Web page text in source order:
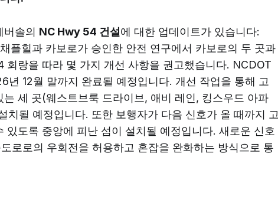
버솔의 NC Hwy 54 건설에 대한 업데이트가 있습니다:
플힐과 카보로가 승인한 안전 연구에서 카보로의 두 곳과
회랑을 따라 몇 가지 개선 사항을 권고했습니다. NCDOT
년 12월 말까지 완료될 예정입니다. 개선 작업을 통해 고
세 곳(웨스트브룩 드라이브, 애비 레인, 킹스우드 아파
치될 예정입니다. 또한 보행자가 다음 신호가 올 때까지 고
있도록 중앙에 피난 섬이 설치될 예정입니다. 새로운 신호
로로의 우회전을 허용하고 혼잡을 완화하는 방식으로 통